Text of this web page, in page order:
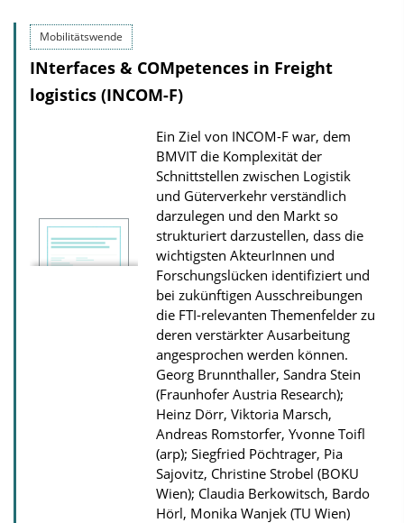
l
i
a
t
i
o
n
D
o
w
n
l
o
a
d
s
Mobilitätswende
INterfaces & COMpetences in Freight
logistics (INCOM-F)
Ein Ziel von INCOM-F war, dem
BMVIT die Komplexität der
Schnittstellen zwischen Logistik
und Güterverkehr verständlich
darzulegen und den Markt so
strukturiert darzustellen, dass die
wichtigsten AkteurInnen und
Forschungslücken identifiziert und
bei zukünftigen Ausschreibungen
die FTI-relevanten Themenfelder zu
deren verstärkter Ausarbeitung
angesprochen werden können.
Georg Brunnthaller, Sandra Stein
(Fraunhofer Austria Research);
Heinz Dörr, Viktoria Marsch,
Andreas Romstorfer, Yvonne Toifl
(arp); Siegfried Pöchtrager, Pia
Sajovitz, Christine Strobel (BOKU
Wien); Claudia Berkowitsch, Bardo
Hörl, Monika Wanjek (TU Wien)